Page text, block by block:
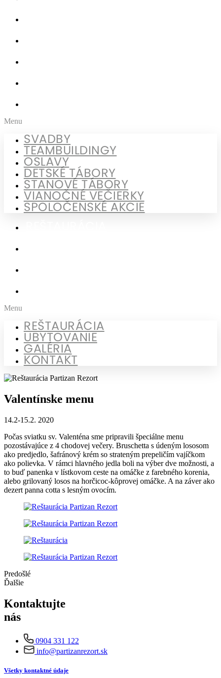
Menu
SVADBY
TEAMBUILDINGY
OSLAVY
DETSKÉ TÁBORY
STANOVÉ TÁBORY
VIANOČNÉ VEČIERKY
SPOLOČENSKÉ AKCIE
Menu
REŠTAURÁCIA
UBYTOVANIE
GALÉRIA
KONTAKT
Valentínske menu
14.2-15.2. 2020
Počas sviatku sv. Valenténa sme pripravili špeciálne menu
pozostávajúce z 4 chodovej večery. Bruschetta s údeným lososom
ako predjedlo, šafránový krém so strateným prepeličím vajíčkom
ako polievka. V rámci hlavného jedla boli na výber dve možnosti, a
to buď panenka v lístkovom ceste na omáčke z farebného korenia,
alebo grilovaný losos na horčicoc-kôprovej omáčke. A na záver ako
dezert panna cotta s lesným ovocím.
Predošlé
Ďalšie
Kontaktujte
nás
0904 331 122
info@partizanrezort.sk
Všetky kontaktné údaje